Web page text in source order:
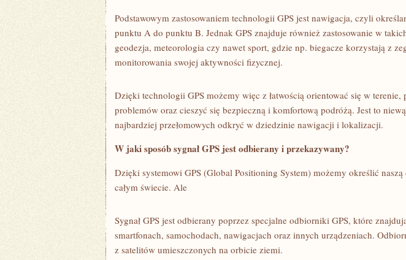
Podstawowym zastosowaniem technologii GPS jest nawigacja, czyli
punktu A do punktu B. Jednak GPS znajduje również zastosowanie w
geodezja, meteorologia⁣ czy nawet sport, gdzie np. biegacze korzystają z
‍monitorowania swojej aktywności fizycznej.
Dzięki ​technologii GPS możemy więc z łatwością orientować‍ się w terenie,
problemów oraz cieszyć się bezpieczną i komfortową podróżą. Jest to
najbardziej przełomowych odkryć‌ w dziedzinie nawigacji i ⁤lokalizacji.
W jaki sposób sygnał GPS jest odbierany i przekazywany?
Dzięki systemowi ⁤GPS⁤ (Global ⁢Positioning System) możemy określić ‍naszą
całym świecie. Ale‌
Sygnał GPS jest odbierany poprzez specjalne odbiorniki GPS, które
smartfonach, samochodach, nawigacjach oraz innych urządzeniach.
z satelitów umieszczonych na orbicie ziemi.